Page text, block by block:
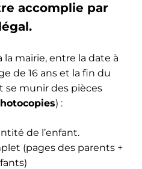
accomplie par
mairie, entre la date à
de 16 ans et la fin du
se munir des pièces
) :
de l’enfant.
(pages des parents +